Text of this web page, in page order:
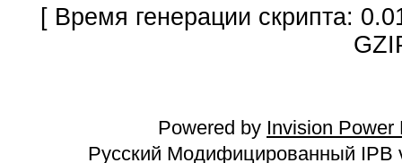
[ Время генерации скрипта:
Powered by Invision Power
Русский Модифицированный IPB